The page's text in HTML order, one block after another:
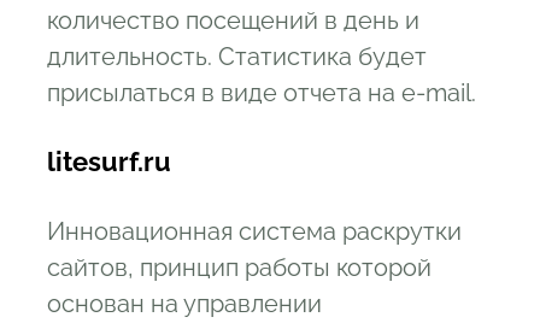
количество посещений в день и
длительность. Статистика будет
присылаться в виде отчета на e-mail.
litesurf.ru
Инновационная система раскрутки
сайтов, принцип работы которой
основан на управлении